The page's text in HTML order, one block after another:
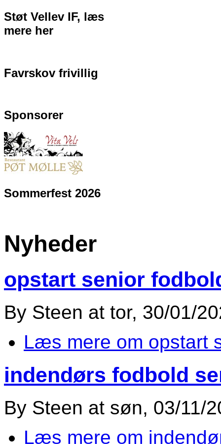
Støt Vellev IF, læs
mere her
Favrskov frivillig
Sponsorer
Sommerfest 2026
Nyheder
opstart senior
By Steen at tor, 30/01/
Læs mere om opstart
indendørs fodbold
By Steen at søn, 03/11/
Læs mere om